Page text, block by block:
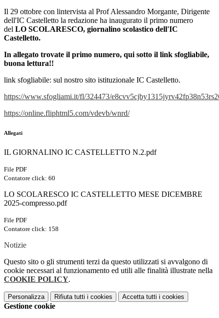
Il 29 ottobre con lintervista al Prof Alessandro Morgante, Dirigente
dell'IC Castelletto la redazione ha inaugurato il primo numero
del LO SCOLARESCO, giornalino scolastico dell'IC
Castelletto.
In allegato trovate il primo numero, qui sotto il link sfogliabile,
buona lettura!!
link sfogliabile: sul nostro sito istituzionale IC Castelletto.
https://www.sfogliami.it/fl/324473/
https://online.fliphtml5.com/vdevb/wnrd/
Allegati
IL GIORNALINO IC CASTELLETTO N.2.pdf
File PDF
Contatore click: 60
LO SCOLARESCO IC CASTELLETTO MESE DICEMBRE
2025-compresso.pdf
File PDF
Contatore click: 158
Notizie
Questo sito o gli strumenti terzi da questo utilizzati si avvalgono di
cookie necessari al funzionamento ed utili alle finalità illustrate nella
COOKIE POLICY.
Personalizza Rifiuta tutti i cookies Accetta tutti i cookies
Gestione cookie